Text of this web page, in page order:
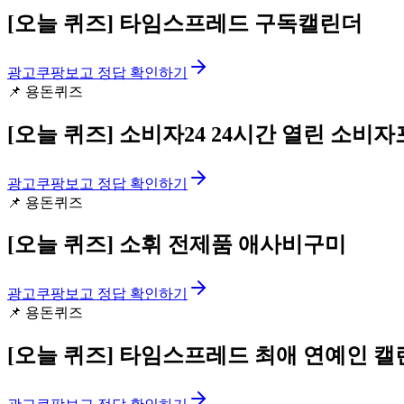
[오늘 퀴즈] 타임스프레드 구독캘린더
광고쿠팡보고 정답 확인하기
📌 용돈퀴즈
[오늘 퀴즈] 소비자24 24시간 열린 소비자
광고쿠팡보고 정답 확인하기
📌 용돈퀴즈
[오늘 퀴즈] 소휘 전제품 애사비구미
광고쿠팡보고 정답 확인하기
📌 용돈퀴즈
[오늘 퀴즈] 타임스프레드 최애 연예인 캘